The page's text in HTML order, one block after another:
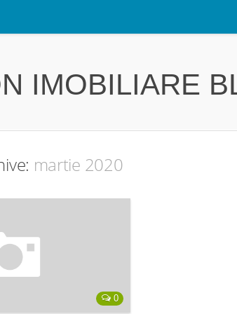
IMOBILIARE
martie 2020
0